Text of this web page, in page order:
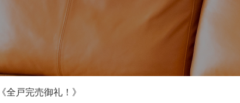
戸完売御礼！》